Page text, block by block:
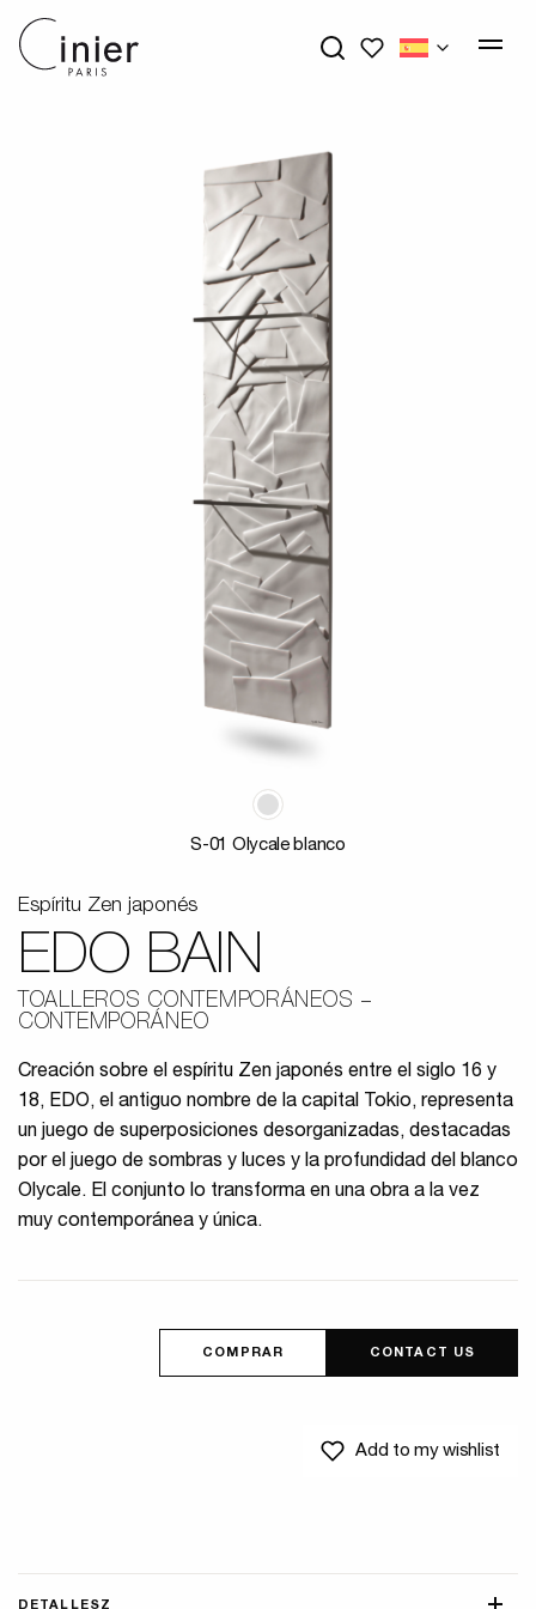
My wishlists
S-01 Olycale blanco
Espíritu Zen japonés
EDO BAIN
TOALLEROS CONTEMPORÁNEOS
CONTEMPORÁNEO
Creación sobre el espíritu Zen japonés entre el siglo 16 y
18, EDO, el antiguo nombre de la capital Tokio, representa
un juego de superposiciones desorganizadas, destacadas
por el juego de sombras y luces y la profundidad del blanco
Olycale. El conjunto lo transforma en una obra a la vez
muy contemporánea y única.
COMPRAR CONTACT US
Add to my wishlist